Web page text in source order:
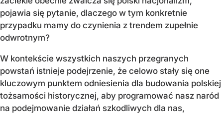
pojawia się pytanie, dlaczego w tym konkretnie
przypadku mamy do czynienia z trendem zupełnie
odwrotnym?
W kontekście wszystkich naszych przegranych
powstań istnieje podejrzenie, że celowo stały się one
kluczowym punktem odniesienia dla budowania polskiej
tożsamości historycznej, aby programować nasz naród
na podejmowanie działań szkodliwych dla nas,